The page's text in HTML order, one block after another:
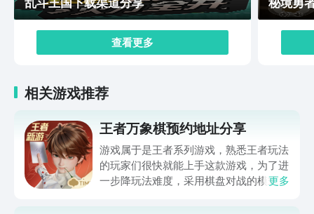
查看更多
相关游戏推荐
王者万象棋预约地址分享
游戏属于是王者系列游戏，熟悉王者玩法
的玩家们很快就能上手这款游戏，为了进
一步降玩法难度，采用棋盘对战的模式来
更多